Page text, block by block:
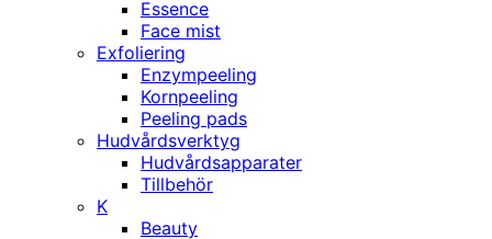
Essence
Face mist
Exfoliering
Enzympeeling
Kornpeeling
Peeling pads
Hudvårdsverktyg
Hudvårdsapparater
Tillbehör
K
Beauty